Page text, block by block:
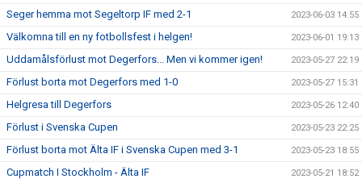
Seger hemma mot Segeltorp IF med 2-1 2023-06-03 14:55
Välkomna till en ny fotbollsfest i helgen! 2023-06-01 19:13
Uddamålsförlust mot Degerfors... Men vi kommer igen! 2023-05-27 22:19
Förlust borta mot Degerfors med 1-0 2023-05-27 15:31
Helgresa till Degerfors 2023-05-26 12:40
Förlust i Svenska Cupen 2023-05-23 22:25
Förlust borta mot Älta IF i Svenska Cupen med 3-1 2023-05-23 18:55
Cupmatch I Stockholm - Älta IF 2023-05-21 18:52